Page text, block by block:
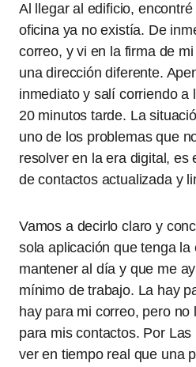
Al llegar al edificio,
oficina ya no existía. De
correo, y vi en la firma de
una dirección diferente.
inmediato y salí corriendo a
20 minutos tarde. La
uno de los problemas que
resolver en la era digital, es
de contactos actualizada y
Vamos a decirlo claro y
sola aplicación que tenga la
mantener al día y que me
mínimo de trabajo. La hay
hay para mi correo, pero
para mis contactos. Por
ver en tiempo real que una